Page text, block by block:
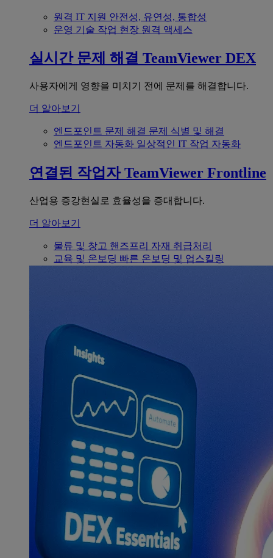
원격 IT 지원 안전성, 유연성, 통합성
운영 기술 작업 현장 원격 액세스
실시간 문제 해결 TeamViewer DEX
사용자에게 영향을 미치기 전에 문제를 해결합니다.
더 알아보기
엔드포인트 문제 해결 문제 식별 및 해결
엔드포인트 자동화 일상적인 IT 작업 자동화
연결된 작업자 TeamViewer Frontline
산업용 증강현실로 효율성을 증대합니다.
더 알아보기
물류 및 창고 핸즈프리 자재 취급처리
교육 및 온보딩 빠른 온보딩 및 업스킬링